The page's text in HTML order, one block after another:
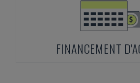
FINANCEMENT